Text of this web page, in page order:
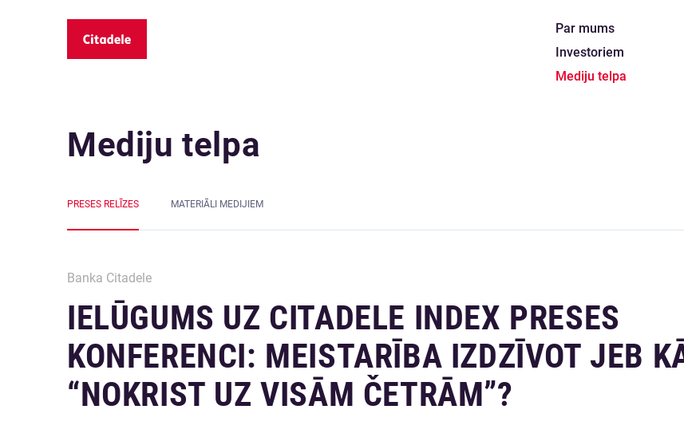
Par mums
Investoriem
Mediju telpa
Mediju telpa
PRESES RELĪZES MATERIĀLI MEDIJIEM
Banka Citadele
IELŪGUMS UZ CITADELE INDEX PRESES
KONFERENCI: MEISTARĪBA IZDZĪVOT JEB
“NOKRIST UZ VISĀM ČETRĀM”?